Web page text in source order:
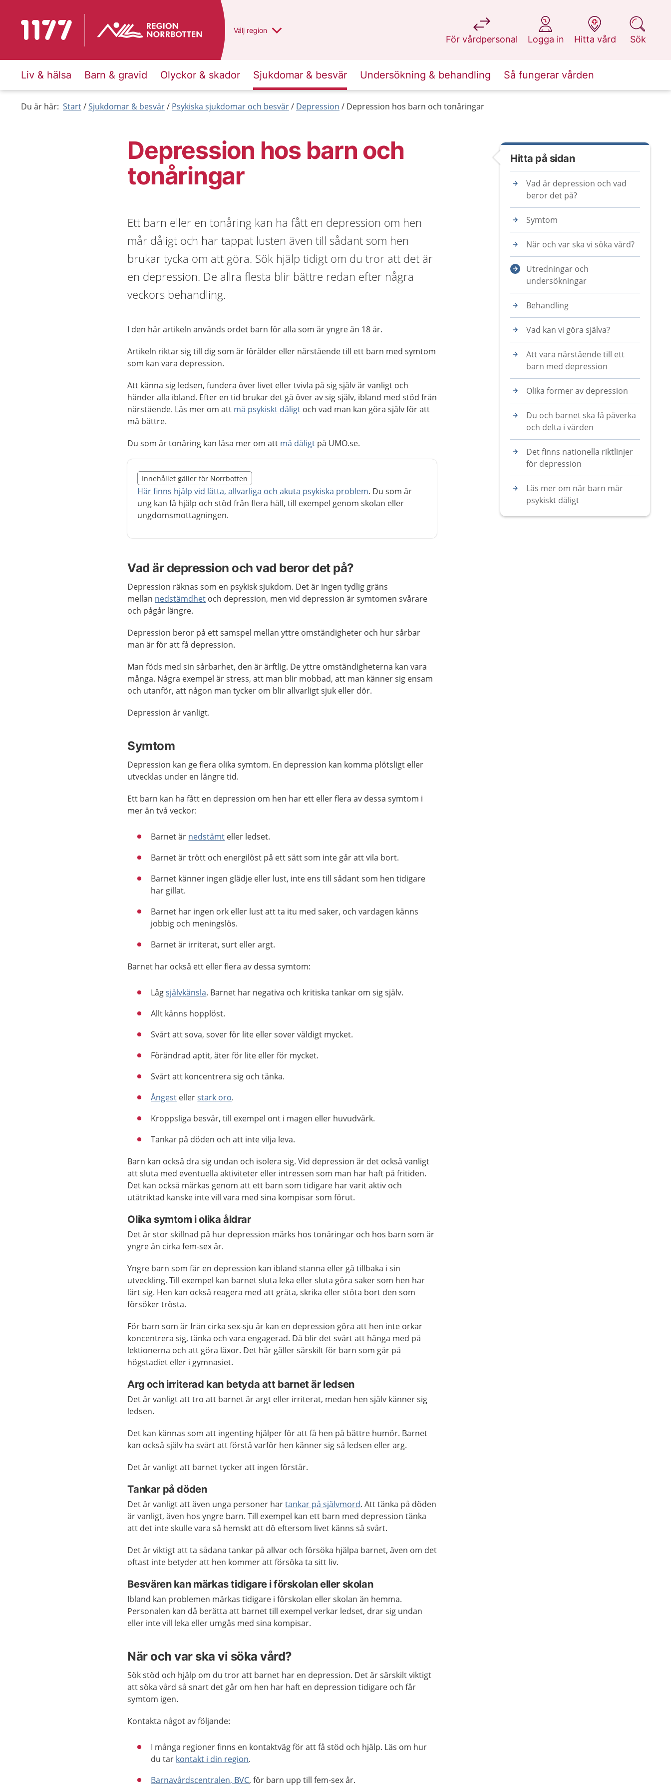
Till startsidan för 1177 Du har valt region
Välj en annan
region
För vårdpersonal
på 1177.se
Logga in
på 1177.se
Hitta vård
på 1177.se
Sök
på 1177.se
Liv & hälsa Barn & gravid Olyckor & skador Sjukdomar & besvär Undersökning & behandling Så fungerar vården
Du är här: Start Sjukdomar & besvär Psykiska sjukdomar och besvär Depression Depression hos barn och tonåringar
Depression hos barn och
tonåringar
Ett barn eller en tonåring kan ha fått en depression om hen
mår dåligt och har tappat lusten även till sådant som hen
brukar tycka om att göra. Sök hjälp tidigt om du tror att det är
en depression. De allra flesta blir bättre redan efter några
veckors behandling.
I den här artikeln används ordet barn för alla som är yngre än 18 år.
Artikeln riktar sig till dig som är förälder eller närstående till ett barn med symtom
som kan vara depression.
Att känna sig ledsen, fundera över livet eller tvivla på sig själv är vanligt och
händer alla ibland. Efter en tid brukar det gå över av sig själv, ibland med stöd från
närstående. Läs mer om att må psykiskt dåligt och vad man kan göra själv för att
må bättre.
Du som är tonåring kan läsa mer om att må dåligt på UMO.se.
Nedan innehåll gäller region Norrbotten
Innehållet gäller för Norrbotten
Här finns hjälp vid lätta, allvarliga och akuta psykiska problem. Du som är
ung kan få hjälp och stöd från flera håll, till exempel genom skolan eller
ungdomsmottagningen.
Slut på det regionala tillägget från region Norrbotten
Vad är depression och vad beror det på?
Depression räknas som en psykisk sjukdom. Det är ingen tydlig gräns
mellan nedstämdhet och depression, men vid depression är symtomen svårare
och pågår längre.
Depression beror på ett samspel mellan yttre omständigheter och hur sårbar
man är för att få depression.
Man föds med sin sårbarhet, den är ärftlig. De yttre omständigheterna kan vara
många. Några exempel är stress, att man blir mobbad, att man känner sig ensam
och utanför, att någon man tycker om blir allvarligt sjuk eller dör.
Depression är vanligt.
Symtom
Depression kan ge flera olika symtom. En depression kan komma plötsligt eller
utvecklas under en längre tid.
Ett barn kan ha fått en depression om hen har ett eller flera av dessa symtom i
mer än två veckor:
Barnet är nedstämt eller ledset.
Barnet är trött och energilöst på ett sätt som inte går att vila bort.
Barnet känner ingen glädje eller lust, inte ens till sådant som hen tidigare
har gillat.
Barnet har ingen ork eller lust att ta itu med saker, och vardagen känns
jobbig och meningslös.
Barnet är irriterat, surt eller argt.
Barnet har också ett eller flera av dessa symtom:
Lågsjälvkänsla. Barnet har negativa och kritiska tankar om sig själv.
Allt känns hopplöst.
Svårt att sova, sover för lite eller sover väldigt mycket.
Förändrad aptit, äter för lite eller för mycket.
Svårt att koncentrera sig och tänka.
Ångest ellerstark oro.
Kroppsliga besvär, till exempel ont i magen eller huvudvärk.
Tankar på döden och att inte vilja leva.
Barn kan också dra sig undan och isolera sig. Vid depression är det också vanligt
att sluta med eventuella aktiviteter eller intressen som man har haft på fritiden.
Det kan också märkas genom att ett barn som tidigare har varit aktiv och
utåtriktad kanske inte vill vara med sina kompisar som förut.
Olika symtom i olika åldrar
Det är stor skillnad på hur depression märks hos tonåringar och hos barn som är
yngre än cirka fem-sex år.
Yngre barn som får en depression kan ibland stanna eller gå tillbaka i sin
utveckling. Till exempel kan barnet sluta leka eller sluta göra saker som hen har
lärt sig. Hen kan också reagera med att gråta, skrika eller stöta bort den som
försöker trösta.
För barn som är från cirka sex-sju år kan en depression göra att hen inte orkar
koncentrera sig, tänka och vara engagerad. Då blir det svårt att hänga med på
lektionerna och att göra läxor. Det här gäller särskilt för barn som går på
högstadiet eller i gymnasiet.
Arg och irriterad kan betyda att barnet är ledsen
Det är vanligt att tro att barnet är argt eller irriterat, medan hen själv känner sig
ledsen.
Det kan kännas som att ingenting hjälper för att få hen på bättre humör. Barnet
kan också själv ha svårt att förstå varför hen känner sig så ledsen eller arg.
Det är vanligt att barnet tycker att ingen förstår.
Tankar på döden
Det är vanligt att även unga personer hartankar på självmord. Att tänka på döden
är vanligt, även hos yngre barn. Till exempel kan ett barn med depression tänka
att det inte skulle vara så hemskt att dö eftersom livet känns så svårt.
Det är viktigt att ta sådana tankar på allvar och försöka hjälpa barnet, även om det
oftast inte betyder att hen kommer att försöka ta sitt liv.
Besvären kan märkas tidigare i förskolan eller skolan
Ibland kan problemen märkas tidigare i förskolan eller skolan än hemma.
Personalen kan då berätta att barnet till exempel verkar ledset, drar sig undan
eller inte vill leka eller umgås med sina kompisar.
När och var ska vi söka vård?
Sök stöd och hjälp om du tror att barnet har en depression. Det är särskilt viktigt
att söka vård så snart det går om hen har haft en depression tidigare och får
symtom igen.
Kontakta något av följande:
I många regioner finns en kontaktväg för att få stöd och hjälp. Läs om hur
du tar kontakt i din region.
Barnavårdscentralen, BVC, för barn upp till fem-sex år.
Hitta på sidan
Vad är depression och vad
beror det på?
Symtom
När och var ska vi söka vård?
Utredningar och
undersökningar
Behandling
Vad kan vi göra själva?
Att vara närstående till ett
barn med depression
Olika former av depression
Du och barnet ska få påverka
och delta i vården
Det finns nationella riktlinjer
för depression
Läs mer om när barn mår
psykiskt dåligt